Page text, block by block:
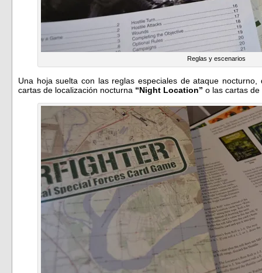
Reglas y escenarios
Una hoja suelta con las reglas especiales de ataque
cartas de localización nocturna “Night Location” o las cartas de